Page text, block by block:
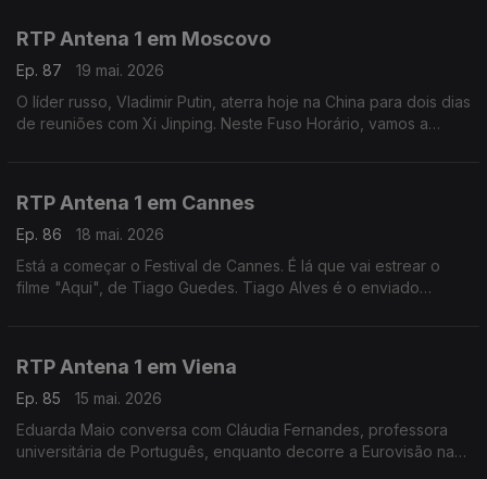
RTP Antena 1 em Moscovo
Ep. 87
19 mai. 2026
O líder russo, Vladimir Putin, aterra hoje na China para dois dias
de reuniões com Xi Jinping. Neste Fuso Horário, vamos a
RTP Antena 1 em Cannes
Ep. 86
18 mai. 2026
Está a começar o Festival de Cannes. É lá que vai estrear o
filme "Aqui", de Tiago Guedes. Tiago Alves é o enviado
RTP Antena 1 em Viena
Ep. 85
15 mai. 2026
Eduarda Maio conversa com Cláudia Fernandes, professora
universitária de Português, enquanto decorre a Eurovisão na